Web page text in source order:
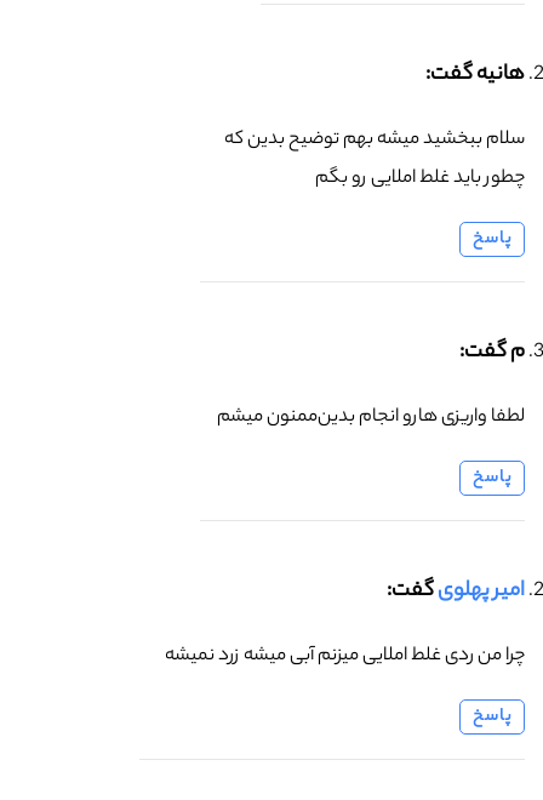
هانیه گفت:
سلام ببخشید میشه بهم توضیح بدین که
چطور باید غلط املایی رو بگم
پاسخ
م گفت:
لطفا واریزی هارو انجام بدین‌ممنون میشم
پاسخ
امیر پهلویگفت:
چرا من ردی غلط املایی میزنم آبی میشه زرد نمیشه
پاسخ